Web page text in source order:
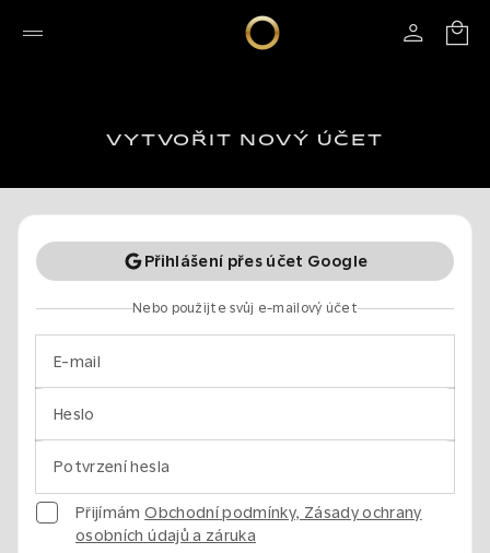
VYTVOŘIT NOVÝ ÚČET
Přihlášení přes účet Google
Nebo použijte svůj e-mailový účet
E-mail
Heslo
Potvrzení hesla
PřijímámObchodní podmínky, Zásady ochrany
osobních údajů a záruka